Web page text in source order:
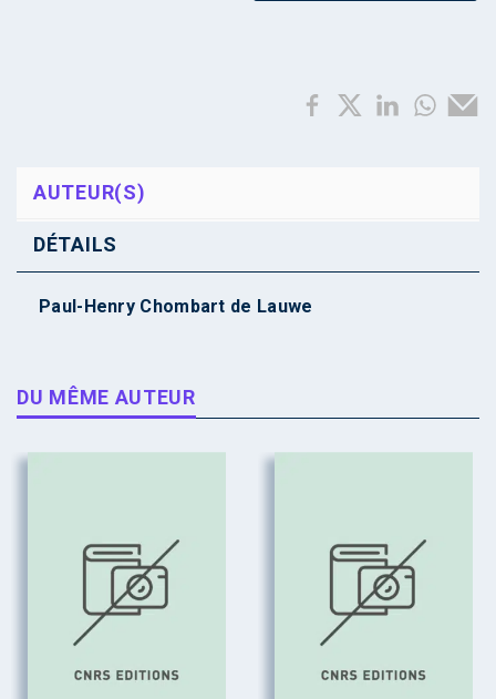
AUTEUR(S)
DÉTAILS
Paul-Henry Chombart de Lauwe
DU MÊME AUTEUR